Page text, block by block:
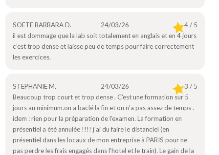
SOETE BARBARA D. 24/03/26
4 / 5
il est dommage que la lab soit totalement en anglais et en 4 jours
c’est trop dense et laisse peu de temps pour faire correctement
les exercices.
STEPHANIE M. 24/03/26
3 / 5
Beaucoup trop court et trop dense . C’est une formation sur 5
jours au minimum.on a baclé la fin et on n’a pas assez de temps .
idem : rien pour la préparation de l’examen. La formation en
présentiel a été annulée !!!! j’ai du faire le distanciel (en
présentiel dans les locaux de mon entreprise à PARIS pour ne
pas perdre les frais engagés dans l’hotel et le train). Le gain de la